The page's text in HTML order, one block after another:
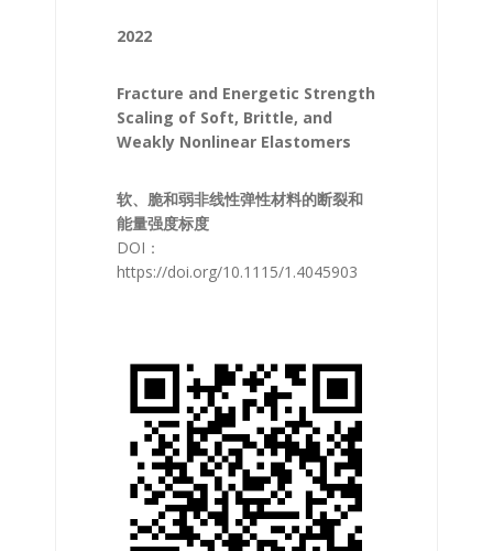
2022
Fracture and Energetic Strength
Scaling of Soft, Brittle, and
Weakly Nonlinear Elastomers
软、脆和弱非线性弹性材料的断裂和
能量强度标度
DOI：
https://doi.org/10.1115/1.4045903